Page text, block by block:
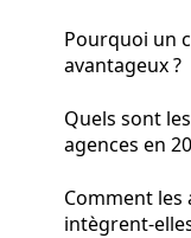
Pourquoi un
avantageux ?
Quels sont
agences en
Comment les
intègrent-